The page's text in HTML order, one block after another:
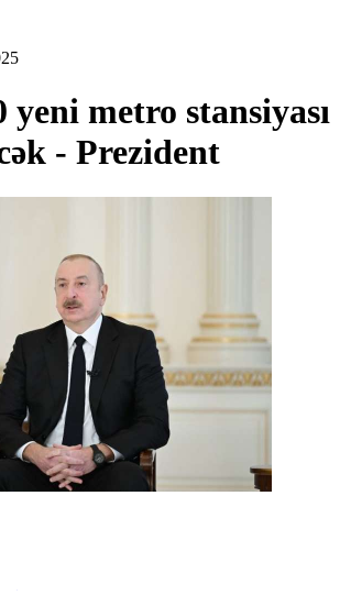
yeni metro stansiyası
- Prezident